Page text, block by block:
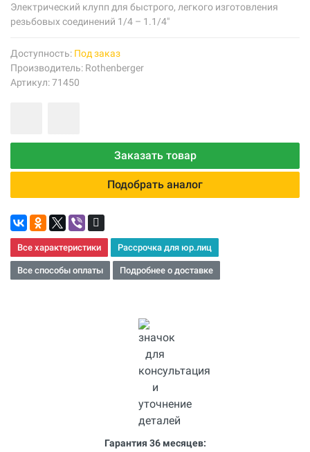
Электрический клупп для быстрого, легкого изготовления
резьбовых соединений 1/4 – 1.1/4"
Доступность: Под заказ
Производитель: Rothenberger
Артикул: 71450
Заказать товар
Подобрать аналог
Все характеристики Рассрочка для юр.лиц
Все способы оплаты Подробнее о доставке
Гарантия 36 месяцев: